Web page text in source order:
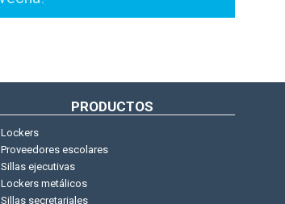
PRODUCTOS
Lockers
Proveedores escolares
Sillas ejecutivas
Lockers metálicos
Sillas secretariales